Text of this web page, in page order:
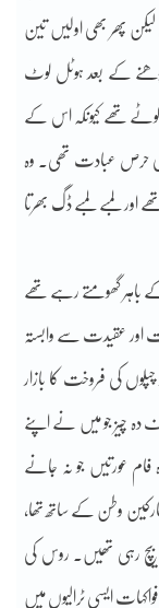
پھر بھی اولیں تین
کے بعد ہوٹل لوٹ
لوٹے تھے کیونکہ اس کے
کی حرص عبادت تھی۔ وہ
لمبے لمبے ڈگ بھرتا
باہر گھومتے رہے تھے
اور عقیدت سے وابستہ
چپلوں کی فروخت کا بازار
دہ چیز جو میں نے اپنے
فام عورتیں جو نہ جانے
وطن کے ساتھ تھا،
بیچ رہی تھیں۔ روس کی
ایسی ٹرالیوں میں